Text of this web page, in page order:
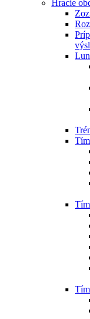
Hracie